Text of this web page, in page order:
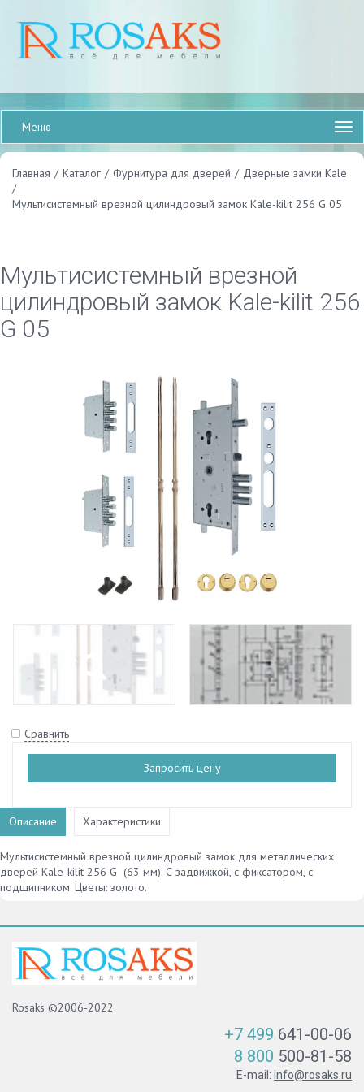
Меню
Главная / Каталог / Фурнитура для дверей / Дверные замки Kale
/
Мультисистемный врезной цилиндровый замок Kale-kilit 256 G 05
Мультисистемный врезной
цилиндровый замок Kale-kilit 256
G 05
Сравнить
Запросить цену
Описание Характеристики
Мультисистемный врезной цилиндровый замок для металлических
дверей Kale-kilit 256 G (63 мм). С задвижкой, с фиксатором, с
подшипником. Цветы: золото.
Rosaks ©2006-2022
+7 499 641-00-06
8 800 500-81-58
E-mail: info@rosaks.ru